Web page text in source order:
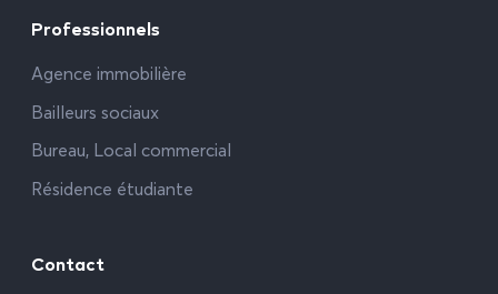
Professionnels
Agence immobilière
Bailleurs sociaux
Bureau, Local commercial
Résidence étudiante
Contact